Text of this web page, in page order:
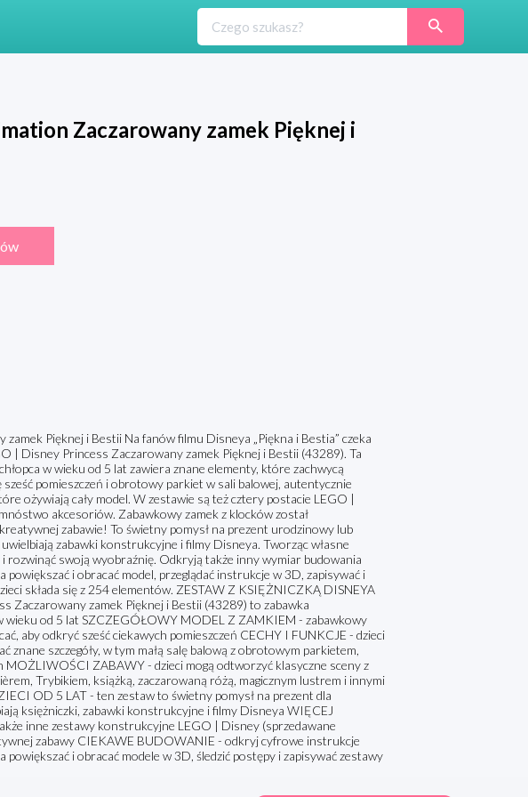
Zaczarowany zamek Pięknej i
Pięknej i Bestii Na fanów filmu Disneya „Piękna i Bestia” czeka
| Disney Princess Zaczarowany zamek Pięknej i Bestii (43289). Ta
w wieku od 5 lat zawiera znane elementy, które zachwycą
pomieszczeń i obrotowy parkiet w sali balowej, autentycznie
ożywiają cały model. W zestawie są też cztery postacie LEGO |
akcesoriów. Zabawkowy zamek z klocków został
zabawie! To świetny pomysł na prezent urodzinowy lub
zabawki konstrukcyjne i filmy Disneya. Tworząc własne
rozwinąć swoją wyobraźnię. Odkryją także inny wymiar budowania
i obracać model, przeglądać instrukcje w 3D, zapisywać i
składa się z 254 elementów. ZESTAW Z KSIĘŻNICZKĄ DISNEYA
Zaczarowany zamek Pięknej i Bestii (43289) to zabawka
wieku od 5 lat SZCZEGÓŁOWY MODEL Z ZAMKIEM - zabawkowy
aby odkryć sześć ciekawych pomieszczeń CECHY I FUNKCJE - dzieci
znane szczegóły, w tym małą salę balową z obrotowym parkietem,
MOŻLIWOŚCI ZABAWY - dzieci mogą odtworzyć klasyczne sceny z
Trybikiem, książką, zaczarowaną różą, magicznym lustrem i innymi
OD 5 LAT - ten zestaw to świetny pomysł na prezent dla
księżniczki, zabawki konstrukcyjne i filmy Disneya WIĘCEJ
inne zestawy konstrukcyjne LEGO | Disney (sprzedawane
zabawy CIEKAWE BUDOWANIE - odkryj cyfrowe instrukcje
i obracać modele w 3D, śledzić postępy i zapisywać zestawy